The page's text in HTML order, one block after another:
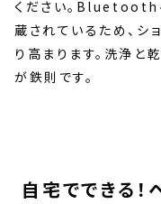
ください。Bluetooth
蔵されているため、シ
り高まります。洗浄と
が鉄則です。
自宅でできる！